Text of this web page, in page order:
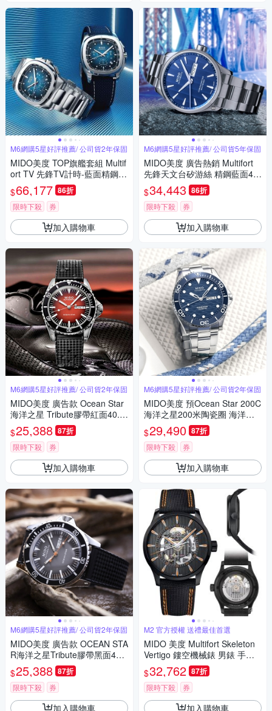
M6網購5星好評推薦/ 公司貨2年保固
MIDO美度 TOP旗艦套組 Multif
ort TV 先鋒TV計時-藍面精鋼 M
6 (M0495271104100)
$66,177 86折
限時下殺 券
加入購物車
M6網購5星好評推薦/ 公司貨2年保固
MIDO美度 廣告款 Ocean Star
海洋之星 Tribute膠帶紅面40.5
㎜ M6(M0268301742100)
$25,388 87折
限時下殺 券
加入購物車
M6網購5星好評推薦/ 公司貨2年保固
MIDO美度 廣告款 OCEAN STA
R海洋之星Tribute膠帶黑面40.5
㎜ M6(M0268301708100)
$25,388 87折
限時下殺 券
加入購物車
M6網購5星好評推薦/ 公司貨5年保固
MIDO美度 廣告熱銷 Multifort
先鋒天文台矽游絲 精鋼藍面42
㎜ M6(0384311104100)
$34,443 86折
限時下殺 券
加入購物車
M6網購5星好評推薦/ 公司貨2年保固
MIDO美度 預Ocean Star 200C
海洋之星200米陶瓷圈 海洋藍4
2.㎜ M6(M0424301104100)
$29,490 87折
限時下殺 券
加入購物車
M2 官方授權 送禮最佳首選
MIDO 美度 Multifort Skeleton
Vertigo 鏤空機械錶 男錶 手錶-
42mm M0384363705100
$32,762 87折
限時下殺 券
加入購物車